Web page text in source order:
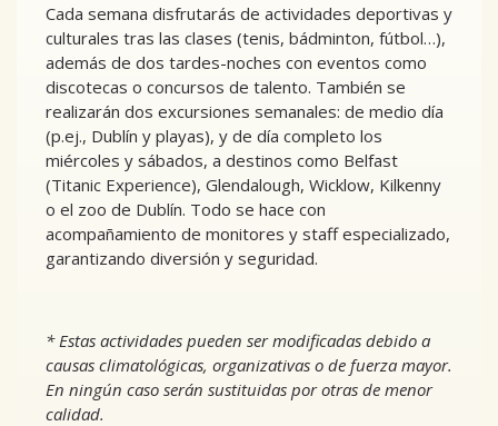
Cada semana disfrutarás de actividades deportivas y
culturales tras las clases (tenis, bádminton, fútbol…),
además de dos tardes-noches con eventos como
discotecas o concursos de talento. También se
realizarán dos excursiones semanales: de medio día
(p.ej., Dublín y playas), y de día completo los
miércoles y sábados, a destinos como Belfast
(Titanic Experience), Glendalough, Wicklow, Kilkenny
o el zoo de Dublín. Todo se hace con
acompañamiento de monitores y staff especializado,
garantizando diversión y seguridad.
* Estas actividades pueden ser modificadas debido a
causas climatológicas, organizativas o de fuerza mayor.
En ningún caso serán sustituidas por otras de menor
calidad.